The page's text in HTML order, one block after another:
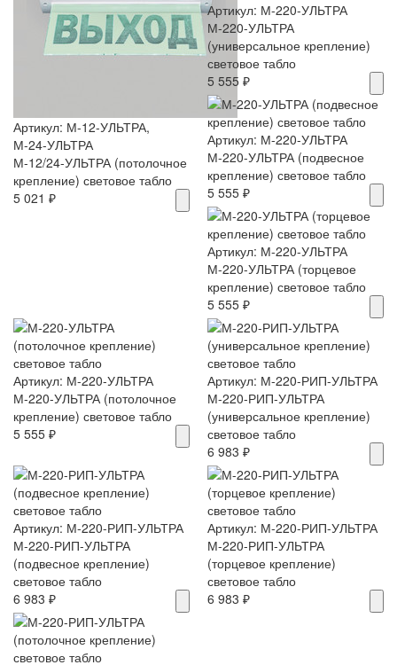
Артикул: М-12-УЛЬТРА,
М-24-УЛЬТРА
М-12/24-УЛЬТРА (потолочное
крепление) световое табло
5 021 ₽
Артикул: М-220-УЛЬТРА
М-220-УЛЬТРА
(универсальное крепление)
световое табло
5 555 ₽
Артикул: М-220-УЛЬТРА
М-220-УЛЬТРА (подвесное
крепление) световое табло
5 555 ₽
Артикул: М-220-УЛЬТРА
М-220-УЛЬТРА (торцевое
крепление) световое табло
5 555 ₽
Артикул: М-220-УЛЬТРА
М-220-УЛЬТРА (потолочное
крепление) световое табло
5 555 ₽
Артикул: М-220-РИП-УЛЬТРА
М-220-РИП-УЛЬТРА
(универсальное крепление)
световое табло
6 983 ₽
Артикул: М-220-РИП-УЛЬТРА
М-220-РИП-УЛЬТРА
(подвесное крепление)
световое табло
6 983 ₽
Артикул: М-220-РИП-УЛЬТРА
М-220-РИП-УЛЬТРА
(торцевое крепление)
световое табло
6 983 ₽